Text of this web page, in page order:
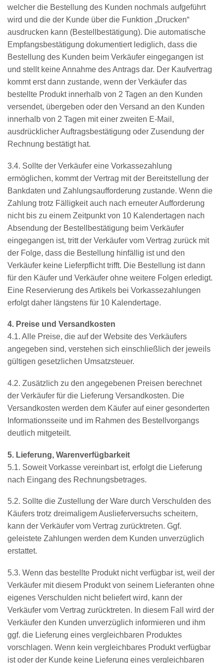
welcher die Bestellung des Kunden nochmals aufgeführt
wird und die der Kunde über die Funktion „Drucken“
ausdrucken kann (Bestellbestätigung). Die automatische
Empfangsbestätigung dokumentiert lediglich, dass die
Bestellung des Kunden beim Verkäufer eingegangen ist
und stellt keine Annahme des Antrags dar. Der Kaufvertrag
kommt erst dann zustande, wenn der Verkäufer das
bestellte Produkt innerhalb von 2 Tagen an den Kunden
versendet, übergeben oder den Versand an den Kunden
innerhalb von 2 Tagen mit einer zweiten E-Mail,
ausdrücklicher Auftragsbestätigung oder Zusendung der
Rechnung bestätigt hat.
3.4. Sollte der Verkäufer eine Vorkassezahlung
ermöglichen, kommt der Vertrag mit der Bereitstellung der
Bankdaten und Zahlungsaufforderung zustande. Wenn die
Zahlung trotz Fälligkeit auch nach erneuter Aufforderung
nicht bis zu einem Zeitpunkt von 10 Kalendertagen nach
Absendung der Bestellbestätigung beim Verkäufer
eingegangen ist, tritt der Verkäufer vom Vertrag zurück mit
der Folge, dass die Bestellung hinfällig ist und den
Verkäufer keine Lieferpflicht trifft. Die Bestellung ist dann
für den Käufer und Verkäufer ohne weitere Folgen erledigt.
Eine Reservierung des Artikels bei Vorkassezahlungen
erfolgt daher längstens für 10 Kalendertage.
4. Preise und Versandkosten
4.1. Alle Preise, die auf der Website des Verkäufers
angegeben sind, verstehen sich einschließlich der jeweils
gültigen gesetzlichen Umsatzsteuer.
4.2. Zusätzlich zu den angegebenen Preisen berechnet
der Verkäufer für die Lieferung Versandkosten. Die
Versandkosten werden dem Käufer auf einer gesonderten
Informationsseite und im Rahmen des Bestellvorgangs
deutlich mitgeteilt.
5. Lieferung, Warenverfügbarkeit
5.1. Soweit Vorkasse vereinbart ist, erfolgt die Lieferung
nach Eingang des Rechnungsbetrages.
5.2. Sollte die Zustellung der Ware durch Verschulden des
Käufers trotz dreimaligem Auslieferversuchs scheitern,
kann der Verkäufer vom Vertrag zurücktreten. Ggf.
geleistete Zahlungen werden dem Kunden unverzüglich
erstattet.
5.3. Wenn das bestellte Produkt nicht verfügbar ist, weil der
Verkäufer mit diesem Produkt von seinem Lieferanten ohne
eigenes Verschulden nicht beliefert wird, kann der
Verkäufer vom Vertrag zurücktreten. In diesem Fall wird der
Verkäufer den Kunden unverzüglich informieren und ihm
ggf. die Lieferung eines vergleichbaren Produktes
vorschlagen. Wenn kein vergleichbares Produkt verfügbar
ist oder der Kunde keine Lieferung eines vergleichbaren